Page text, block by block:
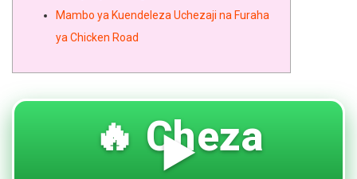
Mambo ya Kuendeleza Uchezaji na Furaha
ya Chicken Road
🔥 Cheza
▶️